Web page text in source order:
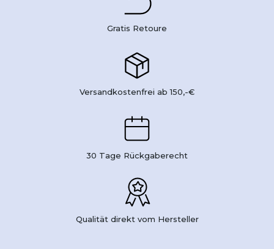
Gratis Retoure
Versandkostenfrei ab 150,-€
30 Tage Rückgaberecht
Qualität direkt vom Hersteller